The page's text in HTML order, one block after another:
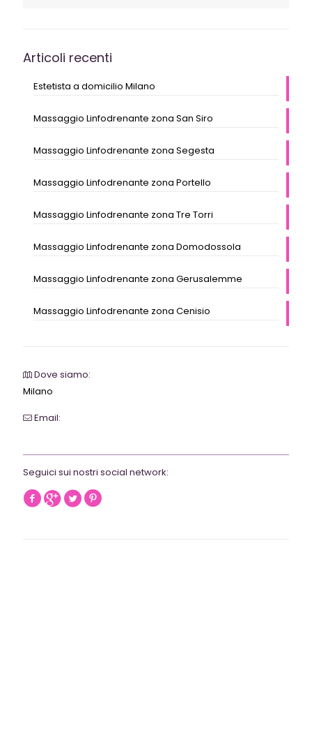
Articoli recenti
Estetista a domicilio Milano
Massaggio Linfodrenante zona San Siro
Massaggio Linfodrenante zona Segesta
Massaggio Linfodrenante zona Portello
Massaggio Linfodrenante zona Tre Torri
Massaggio Linfodrenante zona Domodossola
Massaggio Linfodrenante zona Gerusalemme
Massaggio Linfodrenante zona Cenisio
Dove siamo:
Milano
Email:
Seguici sui nostri social network: